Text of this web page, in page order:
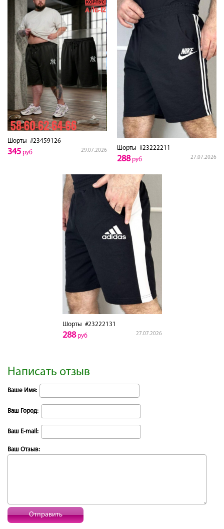
Шорты #23459126
29.07.2026
345 руб
Шорты #23222211
27.07.2026
288руб
Шорты #23222131
27.07.2026
288руб
Написать отзыв
Ваше Имя:
Ваш Город:
Ваш E-mail:
Ваш Отзыв:
Отправить